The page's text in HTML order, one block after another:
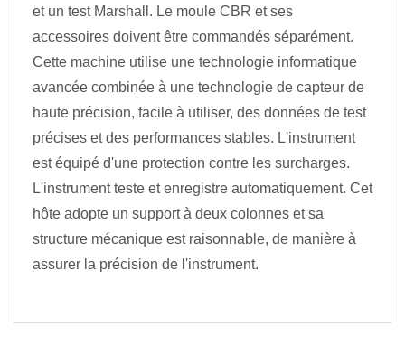
et un test Marshall. Le moule CBR et ses
accessoires doivent être commandés séparément.
Cette machine utilise une technologie informatique
avancée combinée à une technologie de capteur de
haute précision, facile à utiliser, des données de test
précises et des performances stables. L'instrument
est équipé d'une protection contre les surcharges.
L'instrument teste et enregistre automatiquement. Cet
hôte adopte un support à deux colonnes et sa
structure mécanique est raisonnable, de manière à
assurer la précision de l'instrument.